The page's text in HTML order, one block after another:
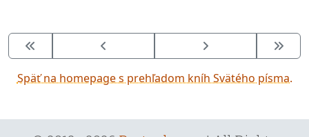
Späť na homepage s prehľadom kníh Svätého písma.